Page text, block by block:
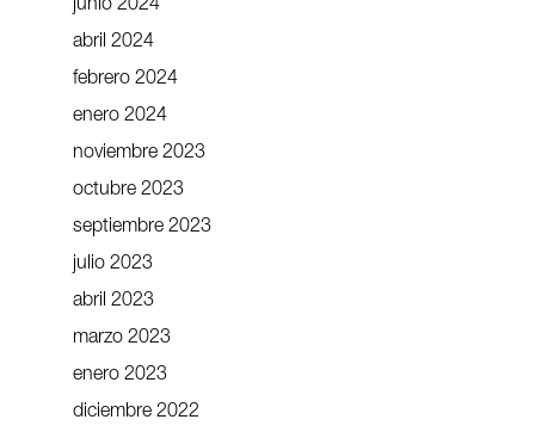
junio 2024
abril 2024
febrero 2024
enero 2024
noviembre 2023
octubre 2023
septiembre 2023
julio 2023
abril 2023
marzo 2023
enero 2023
diciembre 2022